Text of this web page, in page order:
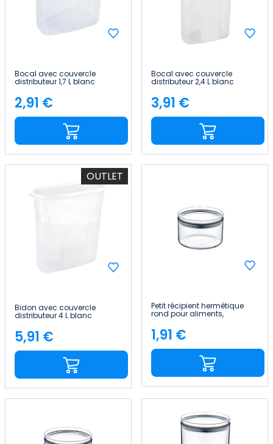
Bocal avec couvercle
distributeur 1,7 L blanc
Price
2,91 €
Bocal avec couvercle
distributeur 2,4 L blanc
Price
3,91 €
OUTLET
Bidon avec couvercle
distributeur 4 L blanc
Price
5,91 €
Petit récipient hermétique
rond pour aliments,
Ø10.5x7.5cm 7house
Price
1,91 €